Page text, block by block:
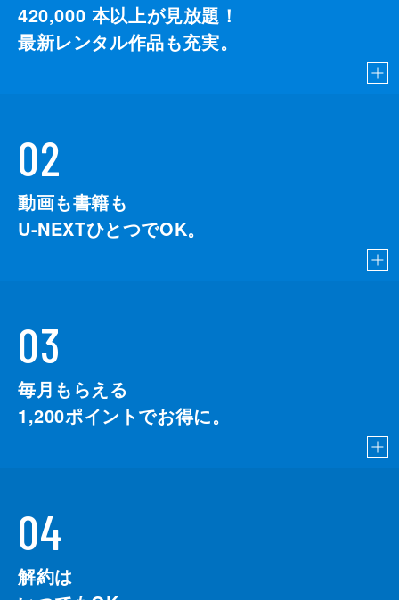
420,000 本以上が見放題！
最新レンタル作品も充実。
02
動画も書籍も
U-NEXTひとつでOK。
03
毎月もらえる
1,200ポイントでお得に。
04
解約は